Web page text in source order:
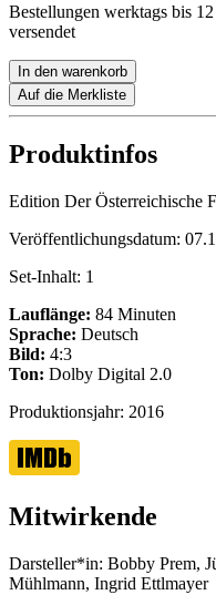
Bestellungen werktags bis
versendet
In den warenkorb
Auf die Merkliste
Produktinfos
Edition Der Österreichische
Veröffentlichungsdatum:
Set-Inhalt: 1
Lauflänge: 84 Minuten
Sprache: Deutsch
Bild: 4:3
Ton: Dolby Digital 2.0
Produktionsjahr: 2016
Mitwirkende
Darsteller*in: Bobby Prem,
Mühlmann, Ingrid Ettlmayer